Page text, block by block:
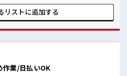
よ！
ばOKです！ (規定有)≪動きやすい制服アリ
の服装の悩み解消♪ ■職場の雰囲気
トレス解消☆ ロッカーあり！ 安心してお仕
バッチリ目指せますよ！
リストに追加する
作業/日払いOK